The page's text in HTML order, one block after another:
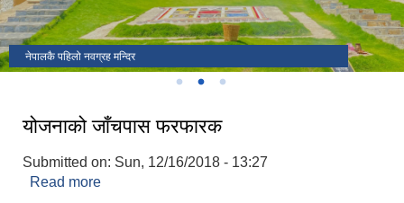
अर्जुनचौपारी गाउँपालिकाको प्रशासकीय भवन ।
नेपालकै पहिलो नवग्रह मन्दिर
अर्जुनचौपारी गाउँपालिकामा निर्मित गड्यौली खोला बोटानिकल पार्क।
योजनाको जाँचपास फरफारक
Submitted on: Sun, 12/16/2018 - 13:27
Read more